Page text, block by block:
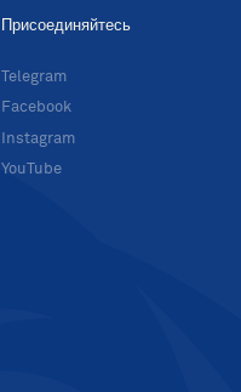
Присоединяйтесь
Telegram
Facebook
Instagram
YouTube